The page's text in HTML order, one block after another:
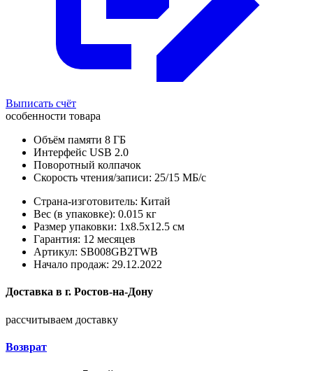
Выписать счёт
особенности товара
Объём памяти 8 ГБ
Интерфейс USB 2.0
Поворотный колпачок
Скорость чтения/записи: 25/15 МБ/с
Страна-изготовитель: Китай
Вес (в упаковке): 0.015 кг
Размер упаковки: 1x8.5x12.5 см
Гарантия: 12 месяцев
Артикул: SB008GB2TWB
Начало продаж: 29.12.2022
Доставка в г. Ростов-на-Дону
рассчитываем доставку
Возврат